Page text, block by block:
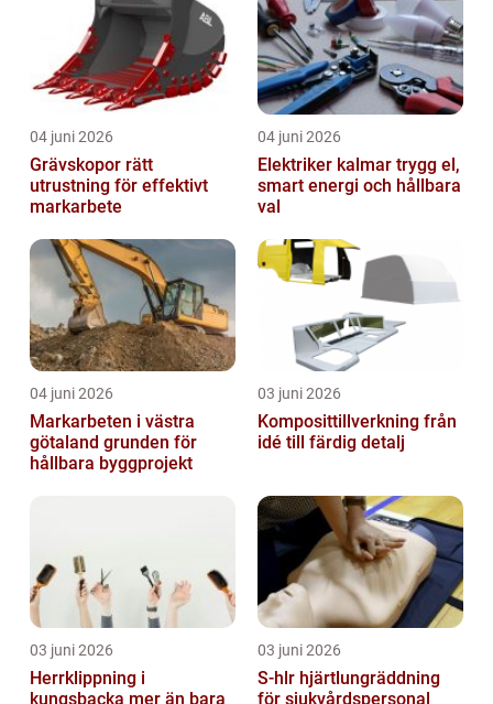
04 juni 2026
Grävskopor rätt
utrustning för effektivt
markarbete
04 juni 2026
Elektriker kalmar trygg el,
smart energi och hållbara
val
04 juni 2026
Markarbeten i västra
götaland grunden för
hållbara byggprojekt
03 juni 2026
Komposittillverkning från
idé till färdig detalj
03 juni 2026
Herrklippning i
kungsbacka mer än bara
03 juni 2026
S-hlr hjärtlungräddning
för sjukvårdspersonal